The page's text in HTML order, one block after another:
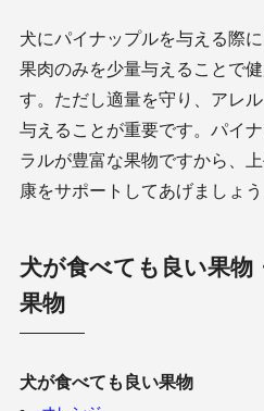
犬にパイナップルを与える際
果肉のみを少量与えることで
す。ただし適量を守り、アレ
与えることが重要です。パイ
ラルが豊富な果物ですから、
康をサポートしてあげましょう
犬が食べても良い果
果物
犬が食べても良い果物